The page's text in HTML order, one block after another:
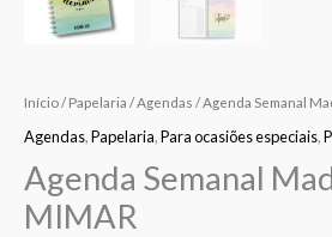
Início/Papelaria /Agendas / Agenda Semanal
Agendas,Papelaria,Para ocasiões especiais,
Agenda Semanal
MIMAR